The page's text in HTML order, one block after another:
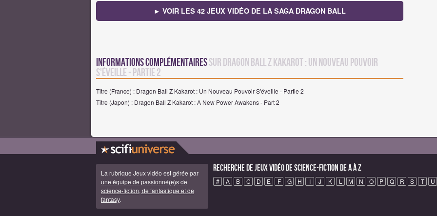
► VOIR LES 42 JEUX VIDÉO DE LA SAGA DRAGON BALL
Informations complémentairessur Dragon Ball Z Kakarot : Un Nouveau Pouvoir
S'éveille - Partie 2
Titre (France) : Dragon Ball Z Kakarot : Un Nouveau Pouvoir S'éveille - Partie 2
Titre (Japon) : Dragon Ball Z Kakarot : A New Power Awakens - Part 2
La rubrique Jeux vidéo est gérée par
une équipe de passionné(e)s de
science-fiction, de fantastique et de
fantasy.
Recherche de Jeux vidéo de science-fiction de A à Z
# A B C D E F G H I J K L M N O P Q R S T U